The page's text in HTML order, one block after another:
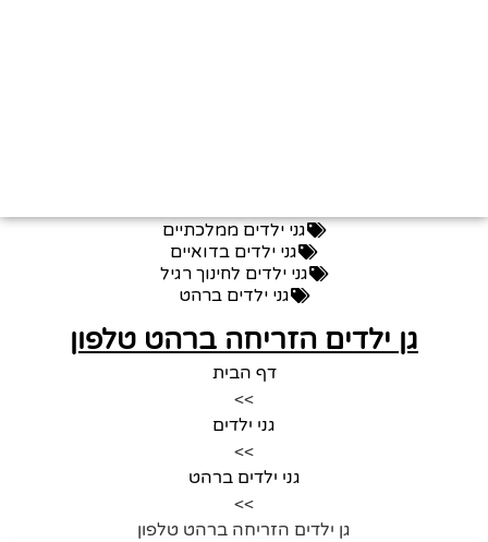
גני ילדים ממלכתיים
גני ילדים בדואיים
גני ילדים לחינוך רגיל
גני ילדים ברהט
גן ילדים הזריחה ברהט טלפון
דף הבית
>>
גני ילדים
>>
גני ילדים ברהט
>>
גן ילדים הזריחה ברהט טלפון